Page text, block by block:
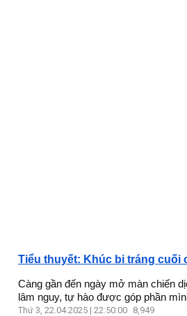
Tiểu thuyết: Khúc bi tráng cuối
Càng gần đến ngày mở màn chiến
lâm nguy, tự hào được góp phần
Thứ 3, 22.04.2025 | 22:50:00 8,949